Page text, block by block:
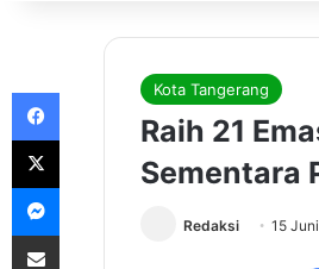
Kota Tangerang
Raih 21
Sementara
Redaksi 15
Messenger